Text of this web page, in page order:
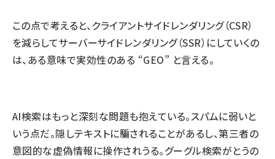
この点で考えると、クライアントサイドレンダリング（CSR）
を減らしてサーバーサイドレンダリング（SSR）にしていくの
は、ある意味で実効性のある “GEO” と言える。
AI検索はもっと深刻な問題も抱えている。スパムに弱いと
いう点だ。隠しテキストに騙されることがあるし、第三者の
意図的な虚偽情報に操作されうる。グーグル検索がとうの